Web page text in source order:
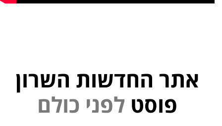
אתר החדשות השרון
פוסט
כ ולם פ